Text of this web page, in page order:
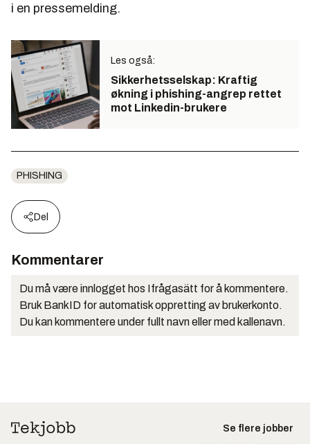
i en pressemelding.
Les også:
Sikkerhetsselskap: Kraftig
økning i phishing-angrep rettet
mot Linkedin-brukere
PHISHING
Del
Kommentarer
Du må være innlogget hos Ifrågasätt for å kommentere.
Bruk BankID for automatisk oppretting av brukerkonto.
Du kan kommentere under fullt navn eller med kallenavn.
Se flere jobber